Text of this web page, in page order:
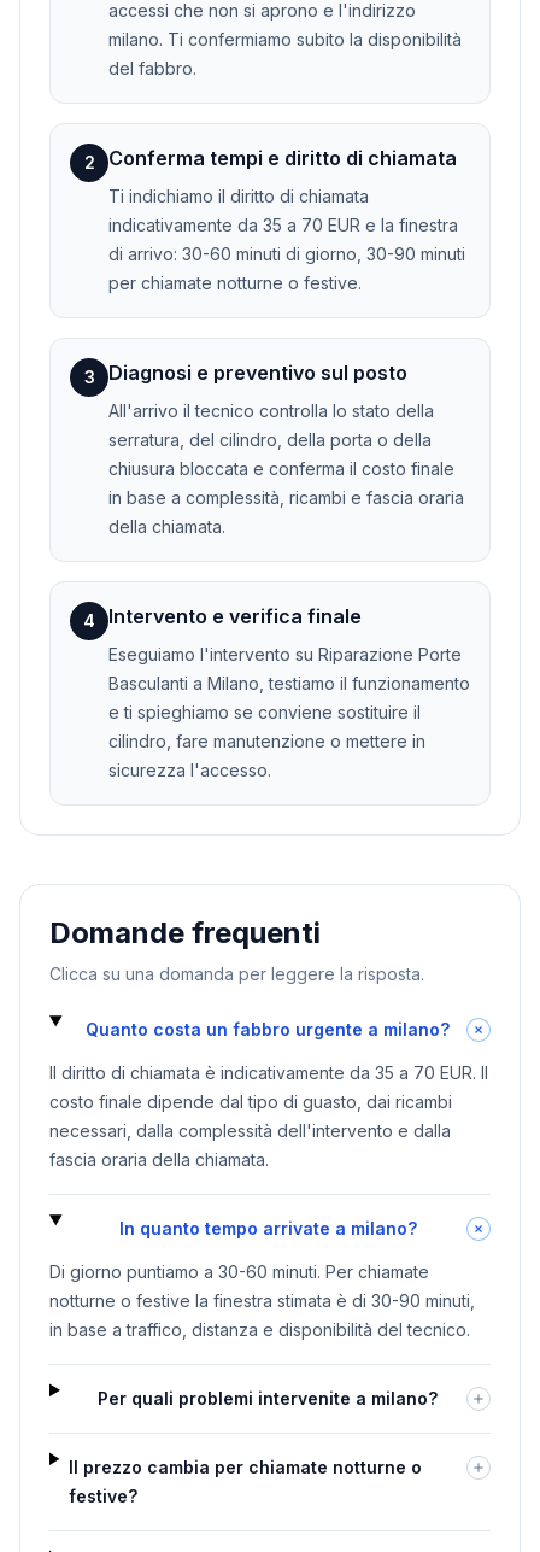
accessi che non si aprono e l'indirizzo
milano. Ti confermiamo subito la disponibilità
del fabbro.
2 Conferma tempi e diritto di chiamata
Ti indichiamo il diritto di chiamata
indicativamente da 35 a 70 EUR e la finestra
di arrivo: 30-60 minuti di giorno, 30-90 minuti
per chiamate notturne o festive.
3 Diagnosi e preventivo sul posto
All'arrivo il tecnico controlla lo stato della
serratura, del cilindro, della porta o della
chiusura bloccata e conferma il costo finale
in base a complessità, ricambi e fascia oraria
della chiamata.
4 Intervento e verifica finale
Eseguiamo l'intervento su Riparazione Porte
Basculanti a Milano, testiamo il funzionamento
e ti spieghiamo se conviene sostituire il
cilindro, fare manutenzione o mettere in
sicurezza l'accesso.
Domande frequenti
Clicca su una domanda per leggere la risposta.
Quanto costa un fabbro urgente a milano?
Il diritto di chiamata è indicativamente da 35 a 70 EUR. Il
costo finale dipende dal tipo di guasto, dai ricambi
necessari, dalla complessità dell'intervento e dalla
fascia oraria della chiamata.
In quanto tempo arrivate a milano?
Di giorno puntiamo a 30-60 minuti. Per chiamate
notturne o festive la finestra stimata è di 30-90 minuti,
in base a traffico, distanza e disponibilità del tecnico.
Per quali problemi intervenite a milano?
Il prezzo cambia per chiamate notturne o
festive?